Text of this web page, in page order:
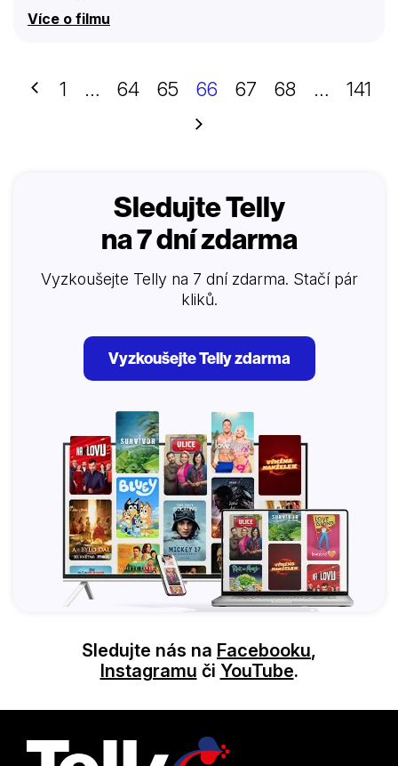
Více o filmu
Předchozí
1 … 64 65 66 67 68 …
141
Další
Sledujte Telly
na 7 dní zdarma
Vyzkoušejte Telly na 7 dní zdarma. Stačí pár
kliků.
Vyzkoušejte Telly zdarma
Sledujte nás na Facebooku,
Instagramu či YouTube.